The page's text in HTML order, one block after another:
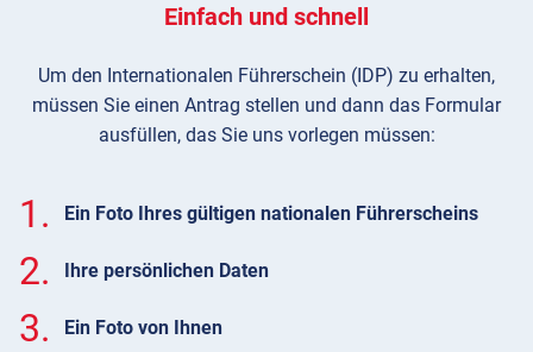
Einfach und schnell
Um den Internationalen Führerschein (IDP) zu erhalten,
müssen Sie einen Antrag stellen und dann das Formular
ausfüllen, das Sie uns vorlegen müssen:
1. Ein Foto Ihres gültigen nationalen Führerscheins
2. Ihre persönlichen Daten
3. Ein Foto von Ihnen